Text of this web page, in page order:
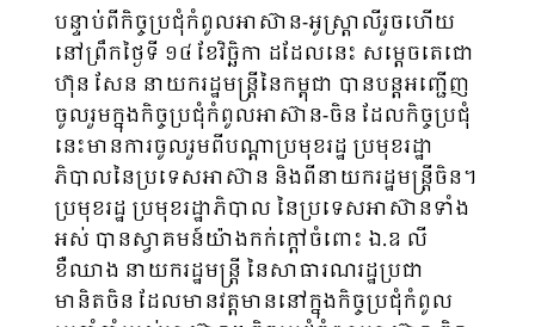
បន្ទាប់ពីកិច្ចប្រជុំកំពូលអាស៊ាន-អូស្ត្រាលីរួចហើយ
នៅព្រឹកថ្ងៃទី ១៤ ខែវិច្ឆិកា ដដែលនេះ សម្ដេចតេជោ
ហ៊ុន សែន នាយករដ្ឋមន្រ្តីនៃកម្ពុជា បានបន្តអញ្ជើញ
ចូលរួមក្នុងកិច្ចប្រជុំកំពូលអាស៊ាន-ចិន ដែលកិច្ចប្រជុំ
នេះមានការចូលរួមពីបណ្ដាប្រមុខរដ្ឋ ប្រមុខរដ្ឋា
ភិបាលនៃប្រទេសអាស៊ាន និងពីនាយករដ្ឋមន្រ្តីចិន។
ប្រមុខរដ្ឋ ប្រមុខរដ្ឋាភិបាល នៃប្រទេសអាស៊ានទាំង
អស់ បានស្វាគមន៍យ៉ាងកក់ក្តៅចំពោះ ឯ.ឧ លី
ខឺឈាង នាយករដ្ឋមន្រ្តី នៃសាធារណរដ្ឋប្រជា
មានិតចិន ដែលមានវត្តមាននៅក្នុងកិច្ចប្រជុំកំពូល